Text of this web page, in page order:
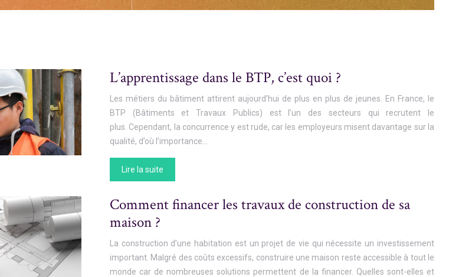
L’apprentissage dans le BTP, c’est quoi ?
Les métiers du bâtiment attirent aujourd’hui de plus en plus de jeunes. En France, le
BTP (Bâtiments et Travaux Publics) est l’un des secteurs qui recrutent le
plus. Cependant, la concurrence y est rude, car les employeurs misent davantage sur la
qualité, d’où l’importance…
Lire la suite
Comment financer les travaux de construction de sa
maison ?
La construction d’une habitation est un projet de vie qui nécessite un investissement
important. Malgré des coûts excessifs, construire une maison reste accessible à tout le
monde car de nombreuses solutions permettent de la financer. Quelles sont-elles et